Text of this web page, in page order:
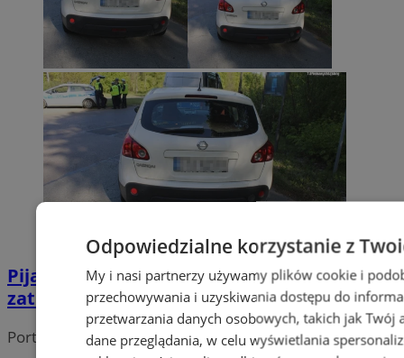
Pijani kierowcy na drogach. Policja
zatrzymała pięciu nietrzeźwych mężczyzn
Portal należy do sieci
Odpowiedzialne korzystanie z
My i nasi partnerzy używamy plików cookie i
przechowywania i uzyskiwania dostępu do
przetwarzania danych osobowych, takich jak
dane przeglądania, w celu wyświetlania